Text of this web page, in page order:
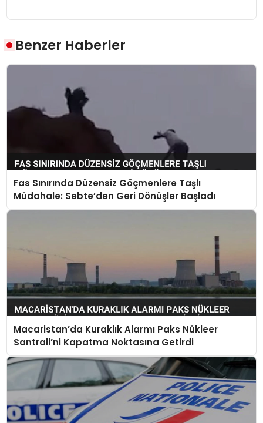
Benzer Haberler
Fas Sınırında Düzensiz Göçmenlere Taşlı
Müdahale: Sebte’den Geri Dönüşler Başladı
Macaristan’da Kuraklık Alarmı Paks Nükleer
Santrali’ni Kapatma Noktasına Getirdi